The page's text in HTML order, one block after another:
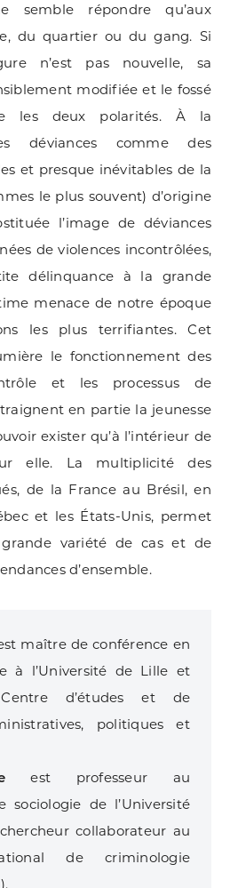
semble répondre qu’aux
du quartier ou du gang. Si
n’est pas nouvelle, sa
modifiée et le fossé
les deux polarités. À la
déviances comme des
et presque inévitables de la
le plus souvent) d’origine
l’image de déviances
de violences incontrôlées,
délinquance à la grande
menace de notre époque
les plus terrifiantes. Cet
le fonctionnement des
et les processus de
en partie la jeunesse
exister qu’à l’intérieur de
elle. La multiplicité des
de la France au Brésil, en
et les États-Unis, permet
variété de cas et de
d’ensemble.
maître de conférence en
à l’Université de Lille et
d’études et de
politiques et
est professeur au
sociologie de l’Université
collaborateur au
de criminologie